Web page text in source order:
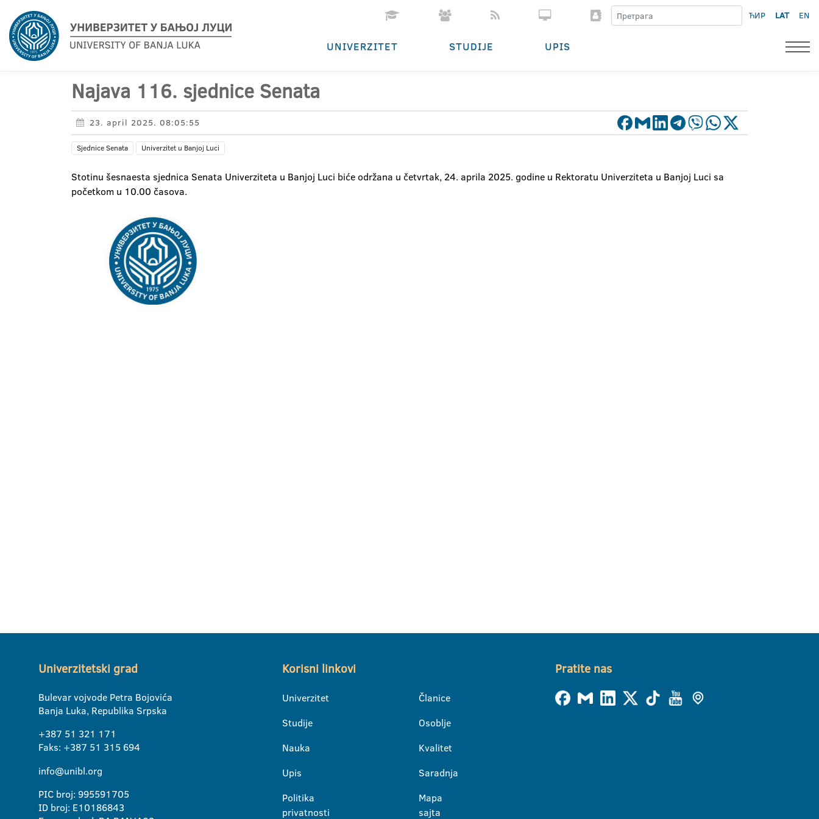
ЋИР LAT EN
UNIVERZITET STUDIJE UPIS
Najava 116. sjednice Senata
23. april 2025. 08:05:55
Sjednice Senata Univerzitet u Banjoj Luci
Stotinu šesnaesta sjednica Senata Univerziteta u Banjoj Luci biće održana u četvrtak, 24. aprila 2025. godine u Rektoratu Univerziteta u Banjoj Luci sa
početkom u 10.00 časova.
Univerzitetski grad
Bulevar vojvode Petra Bojovića
Banja Luka, Republika Srpska
+387 51 321 171
Faks: +387 51 315 694
info@unibl.org
PIC broj: 995591705
ID broj: E10186843
Korisni linkovi
Univerzitet
Studije
Nauka
Upis
Politika
privatnosti
Članice
Osoblje
Kvalitet
Saradnja
Mapa
sajta
Pratite nas